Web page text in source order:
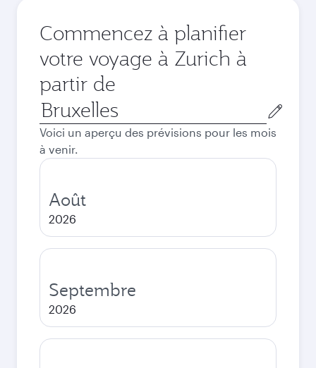
Commencez à planifier
votre voyage à Zurich à
partir de
Ville
de
départ
Voici un aperçu des prévisions pour les mois
à venir.
Août
2026
Septembre
2026